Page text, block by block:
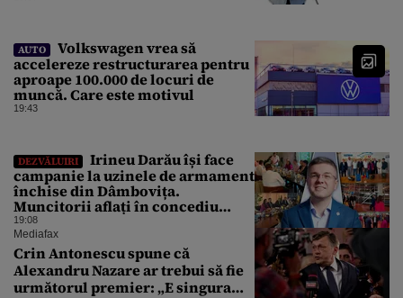
AUTO
Volkswagen vrea să
accelereze restructurarea pentru
aproape 100.000 de locuri de
muncă. Care este motivul
19:43
DEZVĂLUIRI
Irineu Darău își face
campanie la uzinele de armament
închise din Dâmbovița.
Muncitorii aflați în concediu
forțat din cauza lipsei comenzilor
au fost chemați de acasă pentru a
da mâna cu Ministrul Economiei
19:08
Mediafax
Crin Antonescu spune că
Alexandru Nazare ar trebui să fie
următorul premier: „E singura